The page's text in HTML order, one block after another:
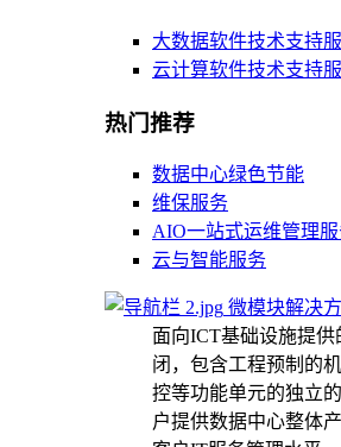
大数据软件技术支持
云计算软件技术支持
热门推荐
数据中心绿色节能
维保服务
AIO一站式运维管理
云与智能服务
微模块解决
面向ICT基础设施提
闭，包含工程预制的
控等功能单元的独立
户提供数据中心整体